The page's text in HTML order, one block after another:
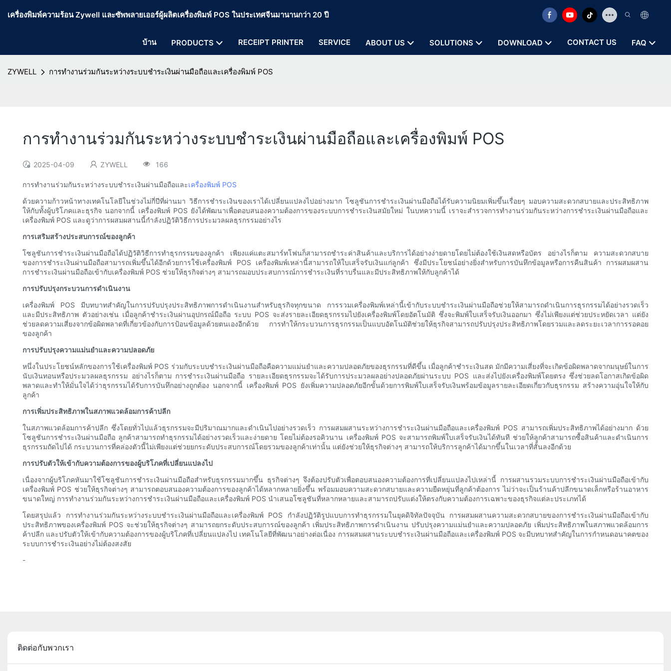
เครื่องพิมพ์ความร้อน Zywell และซัพพลายเออร์ผู้ผลิตเครื่องพิมพ์ POS ในประเทศจีนมานานกว่า 20 ปี
บ้าน PRODUCTS RECEIPT PRINTER SERVICE ABOUT US SOLUTIONS DOWNLOAD CONTACT US FAQ
ZYWELL การทำงานร่วมกันระหว่างระบบชำระเงินผ่านมือถือและเครื่องพิมพ์ POS
การทำงานร่วมกันระหว่างระบบชำระเงินผ่านมือถือและเครื่องพิมพ์ POS
2025-04-09 ZYWELL 166
การทำงานร่วมกันระหว่างระบบชำระเงินผ่านมือถือและเครื่องพิมพ์ POS
ด้วยความก้าวหน้าทางเทคโนโลยีในช่วงไม่กี่ปีที่ผ่านมา วิธีการชำระเงินของเราได้เปลี่ยนแปลงไปอย่างมาก โซลูชันการชำระเงินผ่านมือถือได้รับความนิยมเพิ่มขึ้นเรื่อยๆ มอบความสะดวกสบายและประสิทธิภาพ
ให้กับทั้งผู้บริโภคและธุรกิจ นอกจากนี้ เครื่องพิมพ์ POS ยังได้พัฒนาเพื่อตอบสนองความต้องการของระบบการชำระเงินสมัยใหม่ ในบทความนี้ เราจะสำรวจการทำงานร่วมกันระหว่างการชำระเงินผ่านมือถือและ
เครื่องพิมพ์ POS และดูว่าการผสมผสานนี้กำลังปฏิวัติวิธีการประมวลผลธุรกรรมอย่างไร
การเสริมสร้างประสบการณ์ของลูกค้า
โซลูชันการชำระเงินผ่านมือถือได้ปฏิวัติวิธีการทำธุรกรรมของลูกค้า เพียงแค่แตะสมาร์ทโฟนก็สามารถชำระค่าสินค้าและบริการได้อย่างง่ายดายโดยไม่ต้องใช้เงินสดหรือบัตร อย่างไรก็ตาม ความสะดวกสบาย
ของการชำระเงินผ่านมือถือสามารถเพิ่มขึ้นได้อีกด้วยการใช้เครื่องพิมพ์ POS เครื่องพิมพ์เหล่านี้สามารถให้ใบเสร็จรับเงินแก่ลูกค้า ซึ่งมีประโยชน์อย่างยิ่งสำหรับการบันทึกข้อมูลหรือการคืนสินค้า การผสมผสาน
การชำระเงินผ่านมือถือเข้ากับเครื่องพิมพ์ POS ช่วยให้ธุรกิจต่างๆ สามารถมอบประสบการณ์การชำระเงินที่ราบรื่นและมีประสิทธิภาพให้กับลูกค้าได้
การปรับปรุงกระบวนการดำเนินงาน
เครื่องพิมพ์ POS มีบทบาทสำคัญในการปรับปรุงประสิทธิภาพการดำเนินงานสำหรับธุรกิจทุกขนาด การรวมเครื่องพิมพ์เหล่านี้เข้ากับระบบชำระเงินผ่านมือถือช่วยให้สามารถดำเนินการธุรกรรมได้อย่างรวดเร็ว
และมีประสิทธิภาพ ตัวอย่างเช่น เมื่อลูกค้าชำระเงินผ่านอุปกรณ์มือถือ ระบบ POS จะส่งรายละเอียดธุรกรรมไปยังเครื่องพิมพ์โดยอัตโนมัติ ซึ่งจะพิมพ์ใบเสร็จรับเงินออกมา ซึ่งไม่เพียงแต่ช่วยประหยัดเวลา แต่ยัง
ช่วยลดความเสี่ยงจากข้อผิดพลาดที่เกี่ยวข้องกับการป้อนข้อมูลด้วยตนเองอีกด้วย การทำให้กระบวนการธุรกรรมเป็นแบบอัตโนมัติช่วยให้ธุรกิจสามารถปรับปรุงประสิทธิภาพโดยรวมและลดระยะเวลาการรอคอย
ของลูกค้า
การปรับปรุงความแม่นยำและความปลอดภัย
หนึ่งในประโยชน์หลักของการใช้เครื่องพิมพ์ POS ร่วมกับระบบชำระเงินผ่านมือถือคือความแม่นยำและความปลอดภัยของธุรกรรมที่ดีขึ้น เมื่อลูกค้าชำระเงินสด มักมีความเสี่ยงที่จะเกิดข้อผิดพลาดจากมนุษย์ในการ
นับเงินทอนหรือประมวลผลธุรกรรม อย่างไรก็ตาม การชำระเงินผ่านมือถือ รายละเอียดธุรกรรมจะได้รับการประมวลผลอย่างปลอดภัยผ่านระบบ POS และส่งไปยังเครื่องพิมพ์โดยตรง ซึ่งช่วยลดโอกาสเกิดข้อผิด
พลาดและทำให้มั่นใจได้ว่าธุรกรรมได้รับการบันทึกอย่างถูกต้อง นอกจากนี้ เครื่องพิมพ์ POS ยังเพิ่มความปลอดภัยอีกขั้นด้วยการพิมพ์ใบเสร็จรับเงินพร้อมข้อมูลรายละเอียดเกี่ยวกับธุรกรรม สร้างความอุ่นใจให้กับ
ลูกค้า
การเพิ่มประสิทธิภาพในสภาพแวดล้อมการค้าปลีก
ในสภาพแวดล้อมการค้าปลีก ซึ่งโดยทั่วไปแล้วธุรกรรมจะมีปริมาณมากและดำเนินไปอย่างรวดเร็ว การผสมผสานระหว่างการชำระเงินผ่านมือถือและเครื่องพิมพ์ POS สามารถเพิ่มประสิทธิภาพได้อย่างมาก ด้วย
โซลูชันการชำระเงินผ่านมือถือ ลูกค้าสามารถทำธุรกรรมได้อย่างรวดเร็วและง่ายดาย โดยไม่ต้องรอคิวนาน เครื่องพิมพ์ POS จะสามารถพิมพ์ใบเสร็จรับเงินได้ทันที ช่วยให้ลูกค้าสามารถซื้อสินค้าและดำเนินการ
ธุรกรรมถัดไปได้ กระบวนการที่คล่องตัวนี้ไม่เพียงแต่ช่วยยกระดับประสบการณ์โดยรวมของลูกค้าเท่านั้น แต่ยังช่วยให้ธุรกิจต่างๆ สามารถให้บริการลูกค้าได้มากขึ้นในเวลาที่สั้นลงอีกด้วย
การปรับตัวให้เข้ากับความต้องการของผู้บริโภคที่เปลี่ยนแปลงไป
เนื่องจากผู้บริโภคหันมาใช้โซลูชันการชำระเงินผ่านมือถือสำหรับธุรกรรมมากขึ้น ธุรกิจต่างๆ จึงต้องปรับตัวเพื่อตอบสนองความต้องการที่เปลี่ยนแปลงไปเหล่านี้ การผสานรวมระบบการชำระเงินผ่านมือถือเข้ากับ
เครื่องพิมพ์ POS ช่วยให้ธุรกิจต่างๆ สามารถตอบสนองความต้องการของลูกค้าได้หลากหลายยิ่งขึ้น พร้อมมอบความสะดวกสบายและความยืดหยุ่นที่ลูกค้าต้องการ ไม่ว่าจะเป็นร้านค้าปลีกขนาดเล็กหรือร้านอาหาร
ขนาดใหญ่ การทำงานร่วมกันระหว่างการชำระเงินผ่านมือถือและเครื่องพิมพ์ POS นำเสนอโซลูชันที่หลากหลายและสามารถปรับแต่งให้ตรงกับความต้องการเฉพาะของธุรกิจแต่ละประเภทได้
โดยสรุปแล้ว การทำงานร่วมกันระหว่างระบบชำระเงินผ่านมือถือและเครื่องพิมพ์ POS กำลังปฏิวัติรูปแบบการทำธุรกรรมในยุคดิจิทัลปัจจุบัน การผสมผสานความสะดวกสบายของการชำระเงินผ่านมือถือเข้ากับ
ประสิทธิภาพของเครื่องพิมพ์ POS จะช่วยให้ธุรกิจต่างๆ สามารถยกระดับประสบการณ์ของลูกค้า เพิ่มประสิทธิภาพการดำเนินงาน ปรับปรุงความแม่นยำและความปลอดภัย เพิ่มประสิทธิภาพในสภาพแวดล้อมการ
ค้าปลีก และปรับตัวให้เข้ากับความต้องการของผู้บริโภคที่เปลี่ยนแปลงไป เทคโนโลยีที่พัฒนาอย่างต่อเนื่อง การผสมผสานระบบชำระเงินผ่านมือถือและเครื่องพิมพ์ POS จะมีบทบาทสำคัญในการกำหนดอนาคตของ
ระบบการชำระเงินอย่างไม่ต้องสงสัย
-
ติดต่อกับพวกเรา